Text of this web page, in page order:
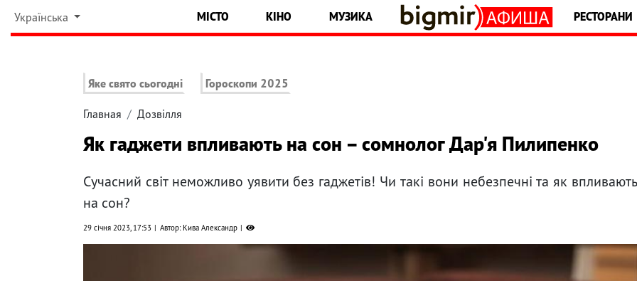
Українська МІСТО КІНО МУЗИКА РЕСТОРАНИ
Яке свято сьогодні Гороскопи 2025
Главная Дозвілля
Як гаджети впливають на сон – сомнолог Дар'я Пилипенко
Сучасний світ неможливо уявити без гаджетів! Чи такі вони небезпечні та як впливають
на сон?
29 січня 2023, 17:53 Автор: Кива Александр